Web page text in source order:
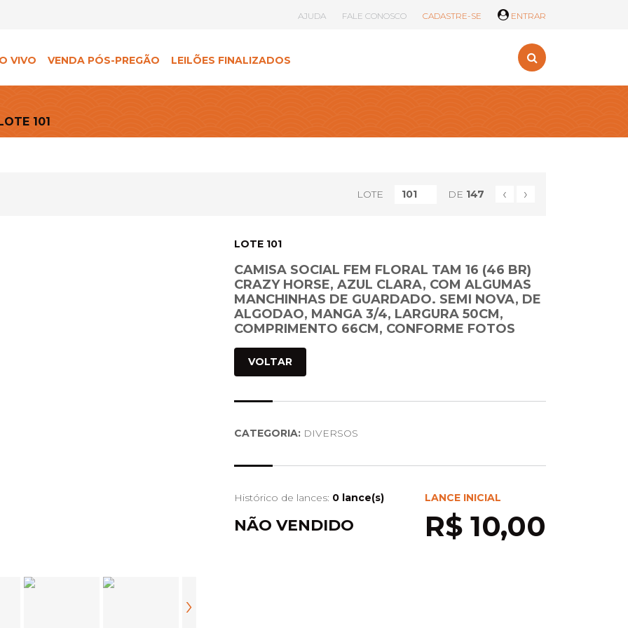
AJUDA FALE CONOSCO CADASTRE-SE ENTRAR
VIVO VENDA PÓS-PREGÃO LEILÕES FINALIZADOS
101
LOTE DE 147 ‹ ›
›
LOTE 101
CAMISA SOCIAL FEM FLORAL TAM 16 (46 BR)
CRAZY HORSE, AZUL CLARA, COM ALGUMAS
MANCHINHAS DE GUARDADO. SEMI NOVA, DE
ALGODAO, MANGA 3/4, LARGURA 50CM,
COMPRIMENTO 66CM, CONFORME FOTOS
VOLTAR
CATEGORIA: DIVERSOS
Histórico de lances: 0 lance(s)
NÃO VENDIDO
LANCE INICIAL
R$ 10,00